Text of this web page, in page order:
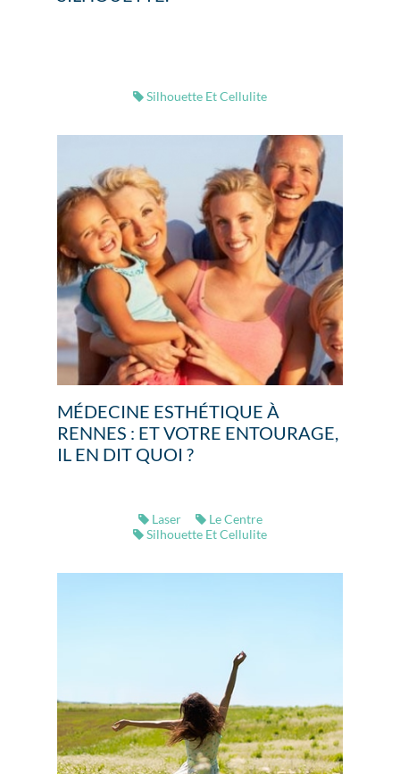
Silhouette Et Cellulite
MÉDECINE ESTHÉTIQUE À
RENNES : ET VOTRE ENTOURAGE,
IL EN DIT QUOI ?
Laser
Le Centre
Silhouette Et Cellulite